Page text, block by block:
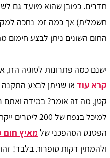
חדרים. כמובן שהוא מיועד גם
חשמלית) אך כמה זמן נחכה
החום השונים ניתן לבצע חימום
ישנם כמה פתרונות לסוגיה הזו,
קרא עודאו שניתן לבצע
קטן, מה זה אומר? במידה
הפטנט המהפכני של מאיץ חום
ולהמתין דקות סופרות בלבד!